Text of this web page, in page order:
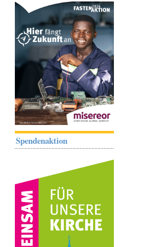
Spendenaktion